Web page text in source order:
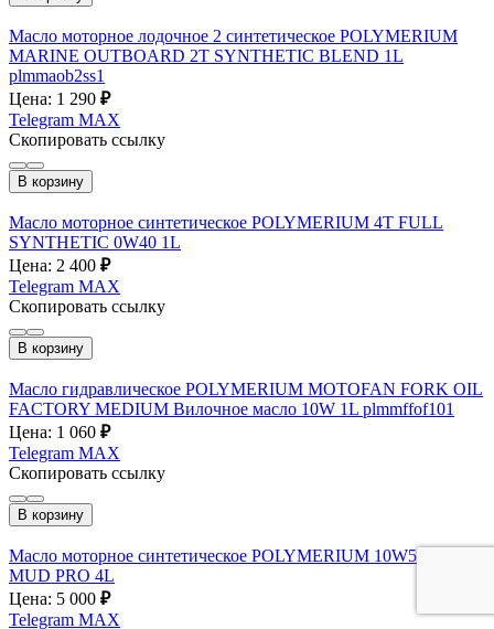
Масло моторное лодочное 2 синтетическое POLYMERIUM
MARINE OUTBOARD 2T SYNTHETIC BLEND 1L
plmmaob2ss1
Цена: 1 290 ₽
Telegram MAX
Скопировать ссылку
В корзину
Масло моторное синтетическое POLYMERIUM 4T FULL
SYNTHETIC 0W40 1L
Цена: 2 400 ₽
Telegram MAX
Скопировать ссылку
В корзину
Масло гидравлическое POLYMERIUM MOTOFAN FORK OIL
FACTORY MEDIUM Вилочное масло 10W 1L plmmffof101
Цена: 1 060 ₽
Telegram MAX
Скопировать ссылку
В корзину
Масло моторное cинтетическое POLYMERIUM 10W50 4T
MUD PRO 4L
Цена: 5 000 ₽
Telegram MAX